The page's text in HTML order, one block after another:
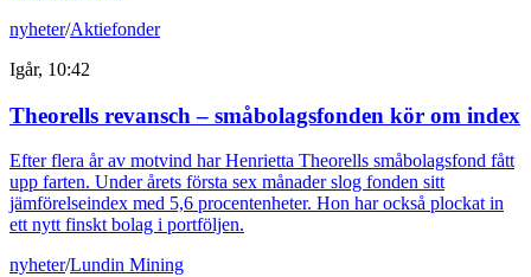
nyheter/Aktiefonder
Igår, 10:42
Theorells revansch – småbolagsfonden kör om index
Efter flera år av motvind har Henrietta Theorells småbolagsfond fått
upp farten. Under årets första sex månader slog fonden sitt
jämförelseindex med 5,6 procentenheter. Hon har också plockat in
ett nytt finskt bolag i portföljen.
nyheter/Lundin Mining